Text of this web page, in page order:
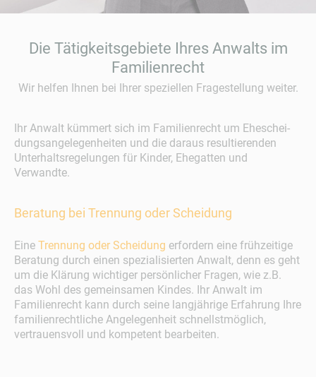
Die Tätigkeitsgebiete Ihres Anwalts im
Familienrecht
Wir helfen Ihnen bei Ihrer speziellen Fragestellung weiter.
Ihr Anwalt kümmert sich im Familienrecht um Ehe­schei­
dungs­angelegenheiten und die daraus resultierenden
Unterhaltsregelungen für Kinder, Ehegatten und
Verwandte.
Beratung bei Trennung oder Scheidung
Eine Trennung oder Scheidung erfordern eine frühzeitige
Beratung durch einen spezialisierten Anwalt, denn es geht
um die Klärung wichtiger persönlicher Fragen, wie z.B.
das Wohl des gemeinsamen Kindes. Ihr Anwalt im
Familienrecht kann durch seine langjährige Erfahrung Ihre
familienrecht­liche Angelegenheit schnellstmöglich,
vertrauensvoll und kompetent bearbeiten.